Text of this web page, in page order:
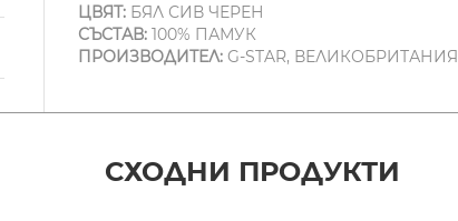
ЦВЯТ:БЯЛ СИВ ЧЕРЕН
СЪСТАВ:100% ПАМУК
ПРОИЗВОДИТЕЛ:G-STAR, ВЕЛИКОБРИТАНИЯ
СХОДНИ ПРОДУКТИ